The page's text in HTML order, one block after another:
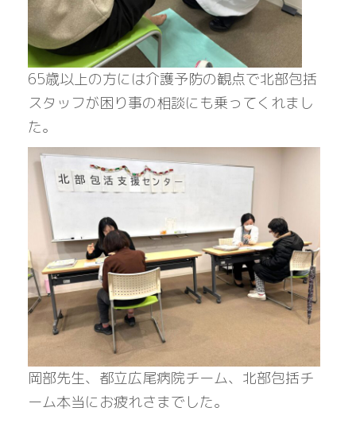
65歳以上の方には介護予防の観点で北部包括
スタッフが困り事の相談にも乗ってくれまし
た。
岡部先生、都立広尾病院チーム、北部包括チ
ーム本当にお疲れさまでした。